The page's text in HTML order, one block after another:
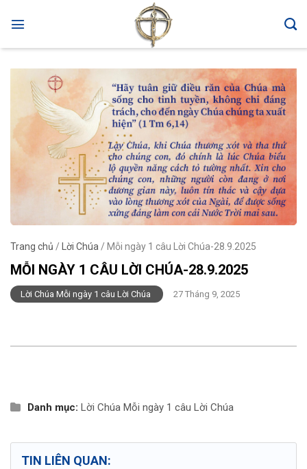
Trang chủ / Lời Chúa / Mỗi ngày 1 câu Lời Chúa-28.9.2025
MỖI NGÀY 1 CÂU LỜI CHÚA-28.9.2025
Lời Chúa Mỗi ngày 1 câu Lời Chúa 27 Tháng 9, 2025
Danh mục: Lời Chúa Mỗi ngày 1 câu Lời Chúa
TIN LIÊN QUAN: